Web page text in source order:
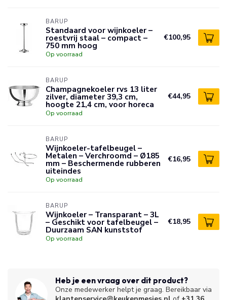
BARUP
Standaard voor wijnkoeler –
roestvrij staal – compact –
750 mm hoog
Op voorraad
€100,95
BARUP
Champagnekoeler rvs 13 liter
zilver, diameter 39,3 cm,
hoogte 21,4 cm, voor horeca
Op voorraad
€44,95
BARUP
Wijnkoeler-tafelbeugel –
Metalen – Verchroomd – Ø185
mm – Beschermende rubberen
uiteindes
Op voorraad
€16,95
BARUP
Wijnkoeler – Transparant – 3L
– Geschikt voor tafelbeugel –
Duurzaam SAN kunststof
Op voorraad
€18,95
Heb je een vraag over dit product?
Onze medewerker helpt je graag. Bereikbaar via